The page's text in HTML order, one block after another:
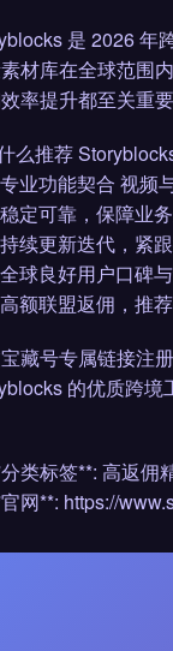
是 2026 年
材库在全球范围
率提升都至关重要
么推荐
业功能契合 视频
定可靠，保障业
续更新迭代，紧
球良好用户口碑
额联盟返佣，推
藏号专属链接注
的优质跨境
类标签**: 高返佣
网**: https://